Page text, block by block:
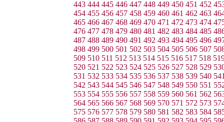
443 444 445 446 447 448 449 450 451 452
454 455 456 457 458 459 460 461 462 463
465 466 467 468 469 470 471 472 473 474
476 477 478 479 480 481 482 483 484 485
487 488 489 490 491 492 493 494 495 496
498 499 500 501 502 503 504 505 506 507
509 510 511 512 513 514 515 516 517 518
520 521 522 523 524 525 526 527 528 529
531 532 533 534 535 536 537 538 539 540
542 543 544 545 546 547 548 549 550 551
553 554 555 556 557 558 559 560 561 562
564 565 566 567 568 569 570 571 572 573
575 576 577 578 579 580 581 582 583 584